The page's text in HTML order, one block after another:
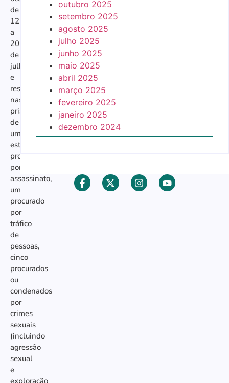
de
12
a
20
de
julho
e
resultou
nas
prisões
de
um
estrangeiro
procurado
por
assassinato,
um
procurado
por
tráfico
de
pessoas,
cinco
procurados
ou
condenados
por
crimes
sexuais
(incluindo
agressão
sexual
e
outubro 2025
setembro 2025
agosto 2025
julho 2025
junho 2025
maio 2025
abril 2025
março 2025
fevereiro 2025
janeiro 2025
dezembro 2024